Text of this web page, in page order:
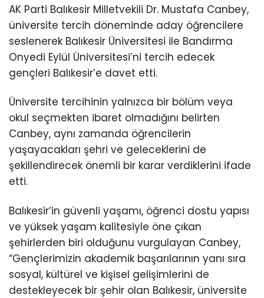
AK Parti Balıkesir Milletvekili Dr. Mustafa Canbey,
üniversite tercih döneminde aday öğrencilere
seslenerek Balıkesir Üniversitesi ile Bandırma
Onyedi Eylül Üniversitesi’ni tercih edecek
gençleri Balıkesir’e davet etti.
Üniversite tercihinin yalnızca bir bölüm veya
okul seçmekten ibaret olmadığını belirten
Canbey, aynı zamanda öğrencilerin
yaşayacakları şehri ve geleceklerini de
şekillendirecek önemli bir karar verdiklerini ifade
etti.
Balıkesir’in güvenli yaşamı, öğrenci dostu yapısı
ve yüksek yaşam kalitesiyle öne çıkan
şehirlerden biri olduğunu vurgulayan Canbey,
“Gençlerimizin akademik başarılarının yanı sıra
sosyal, kültürel ve kişisel gelişimlerini de
destekleyecek bir şehir olan Balıkesir, üniversite